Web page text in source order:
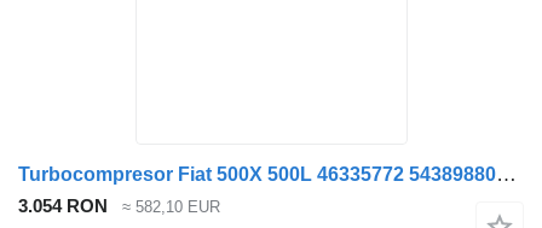
Turbocompresor Fiat 500X 500L 46335772 54389880026 pentru automobil Jeep Jeep Renegade 1.6MJTD
3.054 RON ≈ 582,10 EUR